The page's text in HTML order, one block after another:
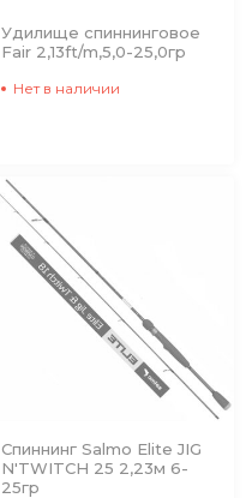
Удилище спиннинговое
Fair 2,13ft/m,5,0-25,0гр
Нет в наличии
Спиннинг Salmo Elite JIG
N'TWITCH 25 2,23м 6-
25гр